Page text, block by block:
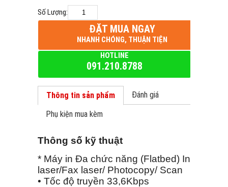
Số Lượng:
ĐẶT MUA NGAY
NHANH CHÓNG, THUẬN TIỆN
HOTLINE
091.210.8788
Thông tin sản phẩm
Đánh giá
Phụ kiện mua kèm
Thông số kỹ thuật
* Máy in Đa chức năng (Flatbed) In
laser/Fax laser/ Photocopy/ Scan
• Tốc độ truyền 33,6Kbps